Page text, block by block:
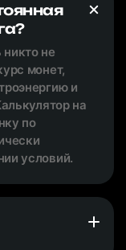
не
монет,
и
на
по
условий.